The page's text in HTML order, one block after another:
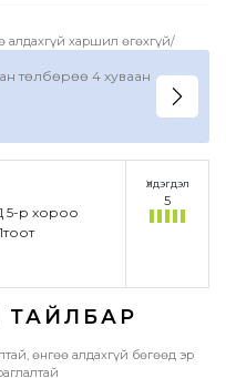
алдахгүй харшил өгөхгүй/
төлбөрөө 4 хуваан
5-р хороо
Үлдэгдэл
5
өнгөө алдахгүй бөгөөд эр